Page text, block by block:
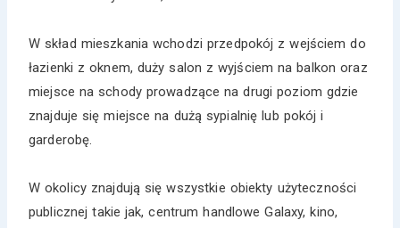
W skład mieszkania wchodzi przedpokój z wejściem do
łazienki z oknem, duży salon z wyjściem na balkon oraz
miejsce na schody prowadzące na drugi poziom gdzie
znajduje się miejsce na dużą sypialnię lub pokój i
garderobę.
W okolicy znajdują się wszystkie obiekty użyteczności
publicznej takie jak, centrum handlowe Galaxy, kino,